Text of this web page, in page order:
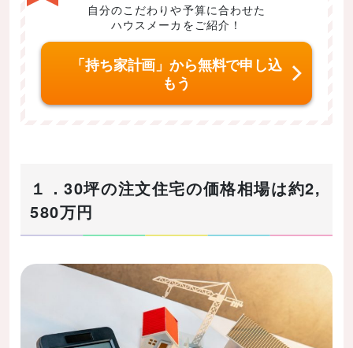
2-4.約31坪1,846万円の注文住宅
2-5.約30坪2,500万円の注文住宅
2-6.約30坪2,945万円の注文住宅
３．自分にピッタリの建設業者選びの３つのポイ
ント
ぶ
3-3.費用を抑えて注文住宅を建てたい人はローコスト
自分のこだわりや予算に合わせた
ハウスメーカをご紹介！
「持ち家計画」から無料で申し込
もう
１．30坪の注文住宅の価格相場は約2,
580万円